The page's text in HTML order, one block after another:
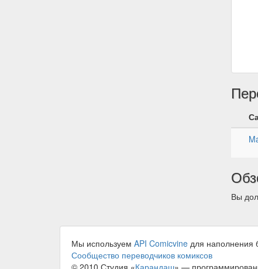
Вы
Мы используем API Comicvine для наполнения
Сообщество переводчиков комиксов